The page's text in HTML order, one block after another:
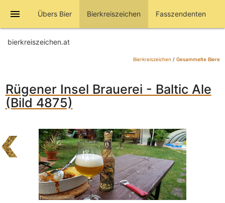
menu Übers Bier Bierkreiszeichen Fasszendenten
bierkreiszeichen.at
Bierkreiszeichen / Gesammelte Biere
Rügener Insel Brauerei - Baltic Ale
(Bild 4875)